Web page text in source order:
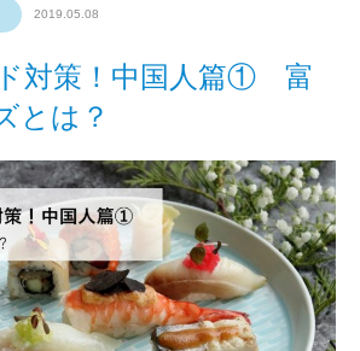
2019.05.08
対策！中国人篇① 富
とは？